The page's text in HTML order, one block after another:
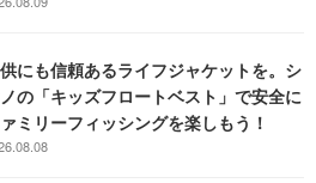
にも信頼あるライフジャケットを。シ
の「キッズフロートベスト」で安全に
ミリーフィッシングを楽しもう！